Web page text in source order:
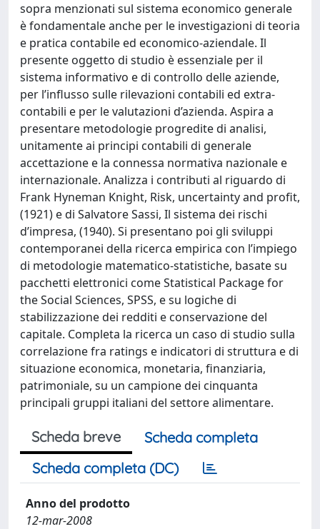
sopra menzionati sul sistema economico generale
è fondamentale anche per le investigazioni di teoria
e pratica contabile ed economico-aziendale. Il
presente oggetto di studio è essenziale per il
sistema informativo e di controllo delle aziende,
per l’influsso sulle rilevazioni contabili ed extra-
contabili e per le valutazioni d’azienda. Aspira a
presentare metodologie progredite di analisi,
unitamente ai principi contabili di generale
accettazione e la connessa normativa nazionale e
internazionale. Analizza i contributi al riguardo di
Frank Hyneman Knight, Risk, uncertainty and profit,
(1921) e di Salvatore Sassi, Il sistema dei rischi
d’impresa, (1940). Si presentano poi gli sviluppi
contemporanei della ricerca empirica con l’impiego
di metodologie matematico-statistiche, basate su
pacchetti elettronici come Statistical Package for
the Social Sciences, SPSS, e su logiche di
stabilizzazione dei redditi e conservazione del
capitale. Completa la ricerca un caso di studio sulla
correlazione fra ratings e indicatori di struttura e di
situazione economica, monetaria, finanziaria,
patrimoniale, su un campione dei cinquanta
principali gruppi italiani del settore alimentare.
Scheda breve
Scheda completa
Scheda completa (DC)
Anno del prodotto
12-mar-2008